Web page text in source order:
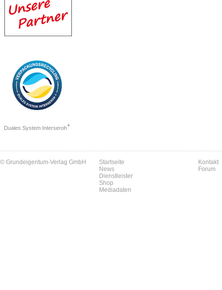
Duales System Interseroh+
© Grundeigentum-Verlag GmbH
Startseite
News
Dienstleister
Shop
Mediadaten
Kontakt
Forum